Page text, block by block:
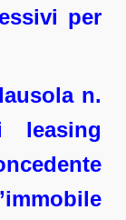
per
n.
leasing